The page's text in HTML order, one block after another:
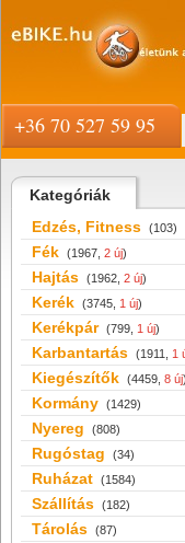
Kategóriák
Edzés, Fitness (103)
Fék (1967, 2 új)
Hajtás (1962, 2 új)
Kerék (3745, 1 új)
Kerékpár (799, 1 új)
Karbantartás (1911, 1
Kiegészítők (4459, 8 új)
Kormány (1429)
Nyereg (808)
Rugóstag (34)
Ruházat (1584)
Szállítás (182)
Tárolás (87)
+36 70 527 59 95